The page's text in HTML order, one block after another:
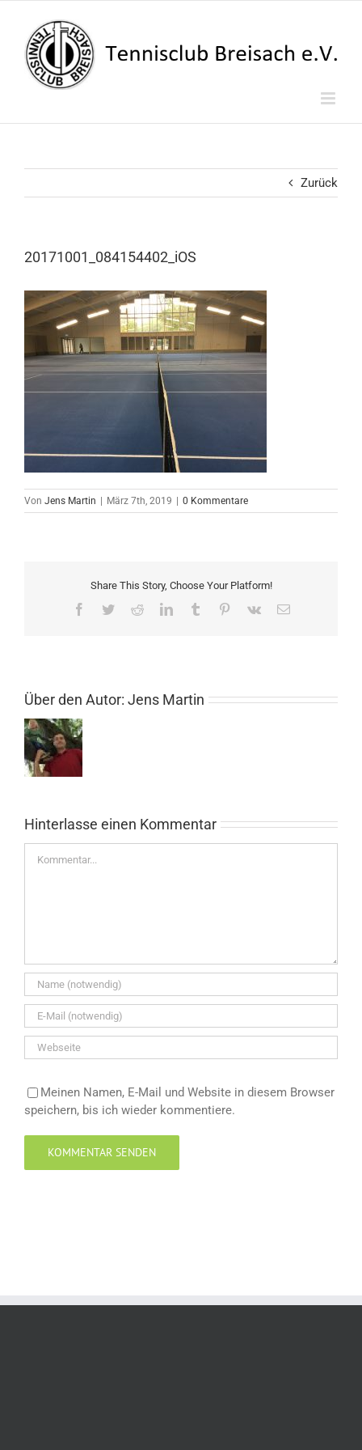
springen
Zurück
20171001_084154402_iOS
Von Jens Martin März 7th, 2019 0 Kommentare
Share This Story, Choose Your Platform!
Facebook
TwitterRedditLinkedInTumblr Pinterest
Vk
E-
Über den Autor: Jens Martin
Hinterlasse einen Kommentar
Meinen Namen, E-Mail und Website in diesem Browser
speichern, bis ich wieder kommentiere.